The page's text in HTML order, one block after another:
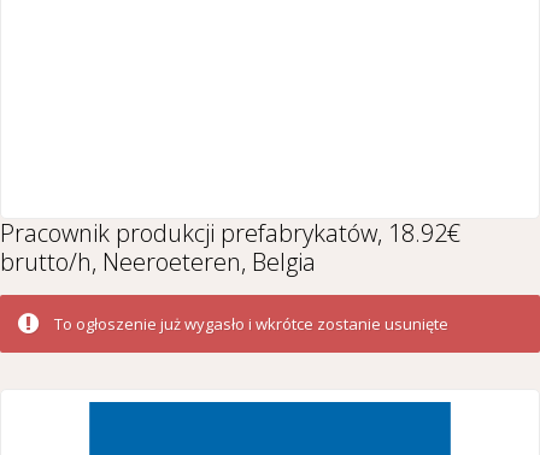
Pracownik produkcji prefabrykatów, 18.92€
brutto/h, Neeroeteren, Belgia
To ogłoszenie już wygasło i wkrótce zostanie usunięte